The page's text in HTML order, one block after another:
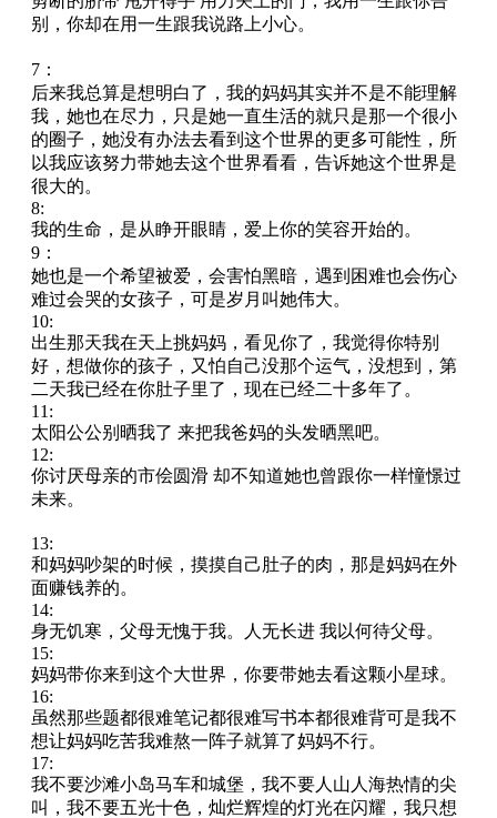
别，你却在用一生跟我说路上小心。
7：
后来我总算是想明白了，我的妈妈其实并不是不能理解
我，她也在尽力，只是她一直生活的就只是那一个很小
的圈子，她没有办法去看到这个世界的更多可能性，所
以我应该努力带她去这个世界看看，告诉她这个世界是
很大的。
8:
我的生命，是从睁开眼睛，爱上你的笑容开始的。
9：
她也是一个希望被爱，会害怕黑暗，遇到困难也会伤心
难过会哭的女孩子，可是岁月叫她伟大。
10:
出生那天我在天上挑妈妈，看见你了，我觉得你特别
好，想做你的孩子，又怕自己没那个运气，没想到，第
二天我已经在你肚子里了，现在已经二十多年了。
11:
太阳公公别晒我了 来把我爸妈的头发晒黑吧。
12:
你讨厌母亲的市侩圆滑 却不知道她也曾跟你一样憧憬过
未来。
13:
和妈妈吵架的时候，摸摸自己肚子的肉，那是妈妈在外
面赚钱养的。
14:
身无饥寒，父母无愧于我。人无长进 我以何待父母。
15:
妈妈带你来到这个大世界，你要带她去看这颗小星球。
16:
虽然那些题都很难笔记都很难写书本都很难背可是我不
想让妈妈吃苦我难熬一阵子就算了妈妈不行。
17:
我不要沙滩小岛马车和城堡，我不要人山人海热情的尖
叫，我不要五光十色，灿烂辉煌的灯光在闪耀，我只想